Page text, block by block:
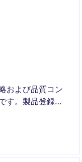
および品質コン
す。製品登録か